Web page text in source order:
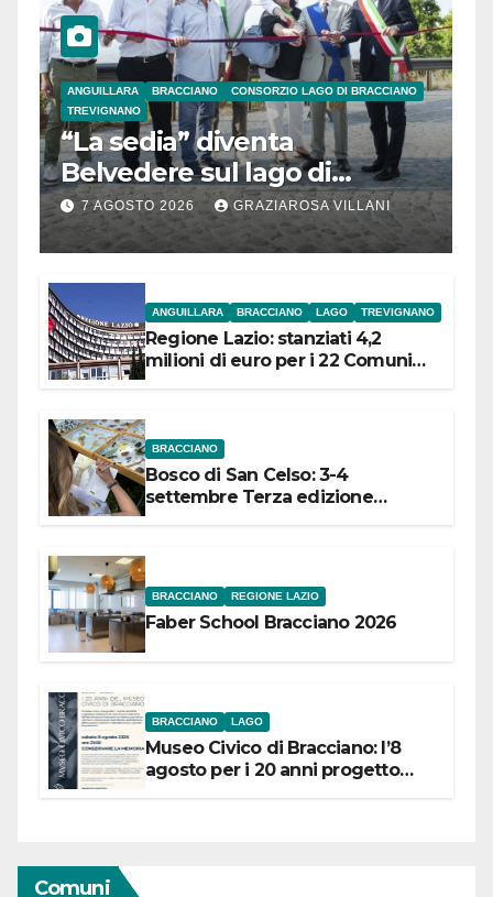
ANGUILLARA BRACCIANO
CONSORZIO LAGO DI BRACCIANO
TREVIGNANO
“La sedia” diventa
Belvedere sul lago di
Bracciano: ieri
l’inaugurazione
7 AGOSTO 2026 GRAZIAROSA VILLANI
ANGUILLARA BRACCIANO LAGO TREVIGNANO
Regione Lazio: stanziati 4,2
milioni di euro per i 22 Comuni
BRACCIANO
Bosco di San Celso: 3-4
settembre Terza edizione
BRACCIANO REGIONE LAZIO
Faber School Bracciano 2026
BRACCIANO LAGO
Museo Civico di Bracciano: l’8
agosto per i 20 anni progetto
Comuni